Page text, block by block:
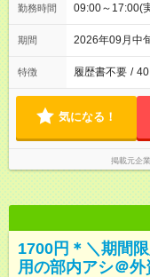
勤務時間 09:00～17:00(
期間 2026年09月中
特徴 履歴書不要 /
気になる！
掲載元企
1700円＊＼期間
用の部内アシ＠